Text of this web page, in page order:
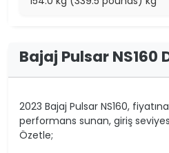
Bajaj Pulsar NS160
2023 Bajaj Pulsar NS160,
performans sunan, giriş
Özetle;